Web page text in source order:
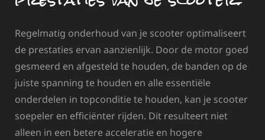
Regelmatig onderhoud van je scooter optimaliseert
de prestaties ervan aanzienlijk. Door de motor goed
gesmeerd en afgesteld te houden, de banden op de
juiste spanning te houden en alle essentiële
onderdelen in topconditie te houden, kan je scooter
soepeler en efficiënter rijden. Dit resulteert niet
alleen in een betere acceleratie en hogere